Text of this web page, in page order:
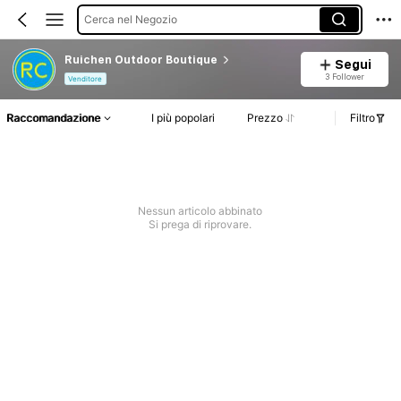
Cerca nel Negozio
Ruichen Outdoor Boutique
Venditore
Segui
3 Follower
Raccomandazione I più popolari Prezzo Filtro
Nessun articolo abbinato
Si prega di riprovare.